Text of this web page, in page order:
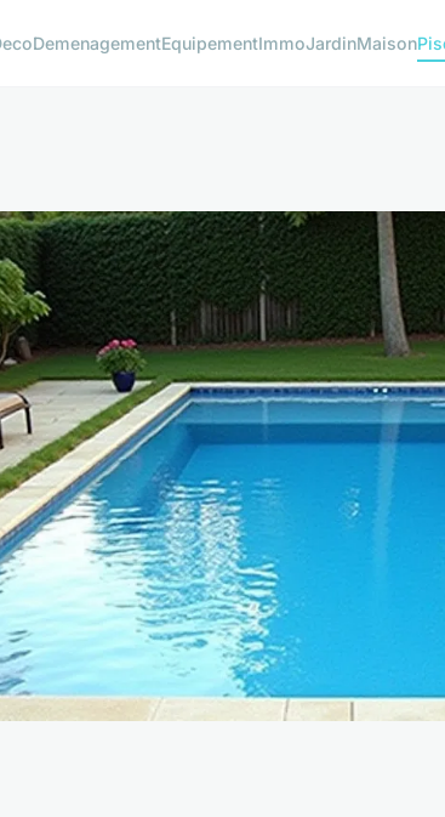
DemenagementEquipementImmoJardinMaison